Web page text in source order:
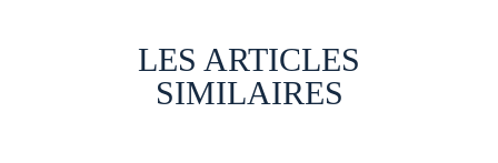
LES ARTICLES
SIMILAIRES